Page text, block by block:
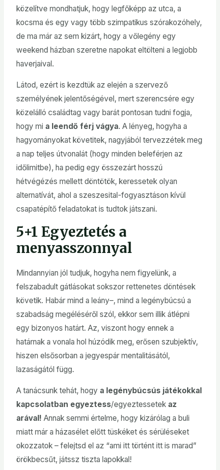
közelítve mondhatjuk, hogy legfőképp az utca, a
kocsma és egy vagy több szimpatikus szórakozóhely,
de ma már az sem kizárt, hogy a vőlegény egy
weekend házban szeretne napokat eltölteni a legjobb
haverjaival.
Látod, ezért is kezdtük az elején a szervező
személyének jelentőségével, mert szerencsére egy
közelálló családtag vagy barát pontosan tudni fogja,
hogy mi a leendő férj vágya. A lényeg, hogyha a
hagyományokat követitek, nagyjából tervezzétek meg
a nap teljes útvonalát (hogy minden beleférjen az
időlimitbe), ha pedig egy összezárt hosszú
hétvégézés mellett döntötök, keressetek olyan
alternatívát, ahol a szeszesital-fogyasztáson kívül
csapatépítő feladatokat is tudtok játszani.
5+1 Egyeztetés a
menyasszonnyal
Mindannyian jól tudjuk, hogyha nem figyelünk, a
felszabadult gátlásokat sokszor rettenetes döntések
követik. Habár mind a leány–, mind a legénybúcsú a
szabadság megéléséről szól, ekkor sem illik átlépni
egy bizonyos határt. Az, viszont hogy ennek a
határnak a vonala hol húzódik meg, erősen szubjektív,
hiszen elsősorban a jegyespár mentalitásától,
lazaságától függ.
A tanácsunk tehát, hogy a legénybúcsús játékokkal
kapcsolatban egyeztess/egyeztessetek az
arával! Annak semmi értelme, hogy kizárólag a buli
miatt már a házasélet előtt tüskéket és sérüléseket
okozzatok – felejtsd el az “ami itt történt itt is marad”
örökbecsűt, játssz tiszta lapokkal!